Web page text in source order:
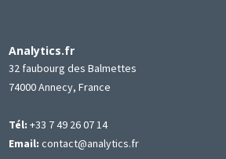
Analytics.fr
32 faubourg des Balmettes
74000 Annecy, France
Tél: +33 7 49 26 07 14
Email: contact@analytics.fr